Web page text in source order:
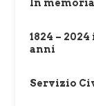
In
1824 –
anni
Servizio